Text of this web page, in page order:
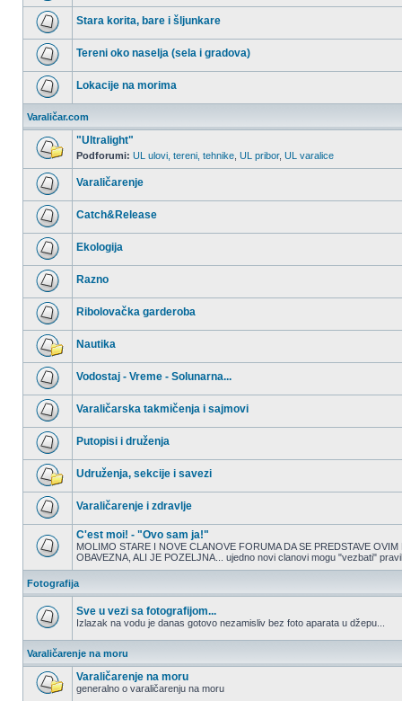
Nema
nepročitanih
postova
Nema
nepročitanih
postova
Stara korita, bare i šljunkare
Nema
nepročitanih
postova
Tereni oko naselja (sela i gradova)
Nema
postova
Lokacije na morima
Varaličar.com
postova
"Ultralight"
Podforumi: UL ulovi, tereni, tehnike UL pribor, UL varalice
Nema
nepročitanih
postova
Varaličarenje
Nema
nepročitanih
postova
Catch&Release
Nema
nepročitanih
postova
Ekologija
Nema
nepročitanih
postova
Razno
Nema
nepročitanih
postova
Ribolovačka garderoba
Nema
nepročitanih
postova
Nautika
Nema
nepročitanih
postova
Vodostaj - Vreme - Solunarna...
Nema
nepročitanih
postova
Varaličarska takmičenja i sajmovi
Nema
nepročitanih
postova
Putopisi i druženja
Nema
nepročitanih
postova
Udruženja, sekcije i savezi
Nema
nepročitanih
postova
Varaličarenje i zdravlje
Nema
nepročitanih
postova
C'est moi! - "Ovo sam ja!"
MOLIMO STARE I NOVE CLANOVE FORUMA DA SE PREDSTAVE
OBAVEZNA, ALI JE POZELJNA... ujedno novi clanovi mogu "vezbati"
Fotografija
nepročitanih
postova
Sve u vezi sa fotografijom...
Izlazak na vodu je danas gotovo nezamisliv bez foto aparata u džepu...
Varaličarenje na moru
Varaličarenje na moru
generalno o varaličarenju na moru